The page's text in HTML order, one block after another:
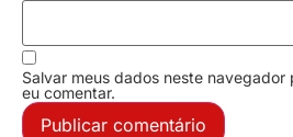
Salvar meus dados neste
eu comentar.